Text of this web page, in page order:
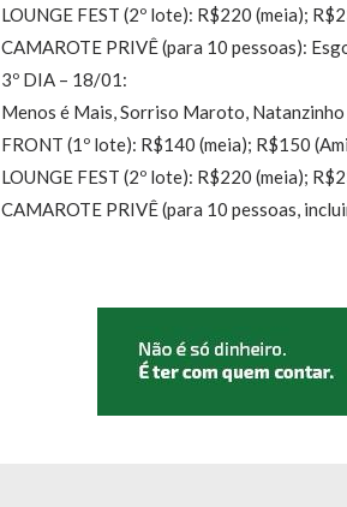
LOUNGE FEST (2º lote): R$220 (meia);
CAMAROTE PRIVÊ (para 10 pessoas):
3º DIA – 18/01:
Menos é Mais, Sorriso Maroto,
FRONT (1º lote): R$140 (meia); R$150
LOUNGE FEST (2º lote): R$220 (meia);
CAMAROTE PRIVÊ (para 10 pessoas,